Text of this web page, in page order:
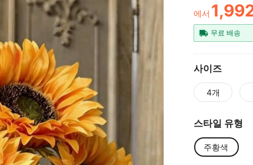
PRICE
에서
무료 배송
사이즈
4개
스타일 유형
주황색